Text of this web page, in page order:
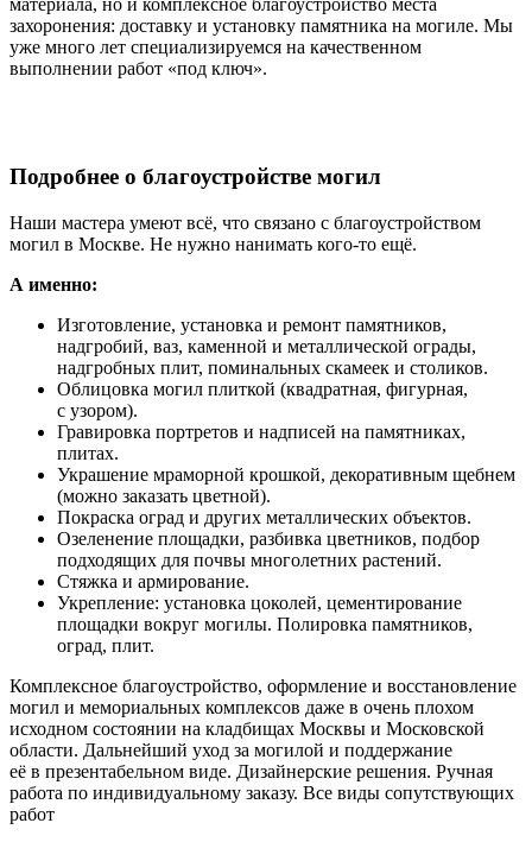
материала, но и комплексное благоустройство места
захоронения: доставку и установку памятника на могиле. Мы
уже много лет специализируемся на качественном
выполнении работ «под ключ».
Подробнее о благоустройстве могил
Наши мастера умеют всё, что связано с благоустройством
могил в Москве. Не нужно нанимать кого-то ещё.
А именно:
Изготовление, установка и ремонт памятников,
надгробий, ваз, каменной и металлической ограды,
надгробных плит, поминальных скамеек и столиков.
Облицовка могил плиткой (квадратная, фигурная,
с узором).
Гравировка портретов и надписей на памятниках,
плитах.
Украшение мраморной крошкой, декоративным щебнем
(можно заказать цветной).
Покраска оград и других металлических объектов.
Озеленение площадки, разбивка цветников, подбор
подходящих для почвы многолетних растений.
Стяжка и армирование.
Укрепление: установка цоколей, цементирование
площадки вокруг могилы. Полировка памятников,
оград, плит.
Комплексное благоустройство, оформление и восстановление
могил и мемориальных комплексов даже в очень плохом
исходном состоянии на кладбищах Москвы и Московской
области. Дальнейший уход за могилой и поддержание
её в презентабельном виде. Дизайнерские решения. Ручная
работа по индивидуальному заказу. Все виды сопутствующих
работ